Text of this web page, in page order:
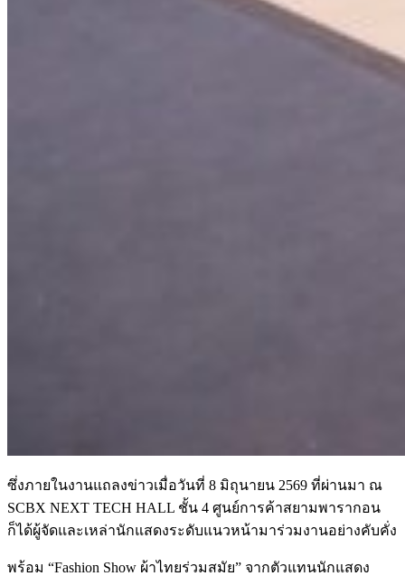
ซึ่งภายในงานแถลงข่าวเมื่อวันที่ 8 มิถุนายน 2569 ที่ผ่านมา ณ
SCBX NEXT TECH HALL ชั้น 4 ศูนย์การค้าสยามพารากอน
ก็ได้ผู้จัดและเหล่านักแสดงระดับแนวหน้ามาร่วมงานอย่างคับคั่ง
พร้อม “Fashion Show ผ้าไทยร่วมสมัย” จากตัวแทนนักแสดง